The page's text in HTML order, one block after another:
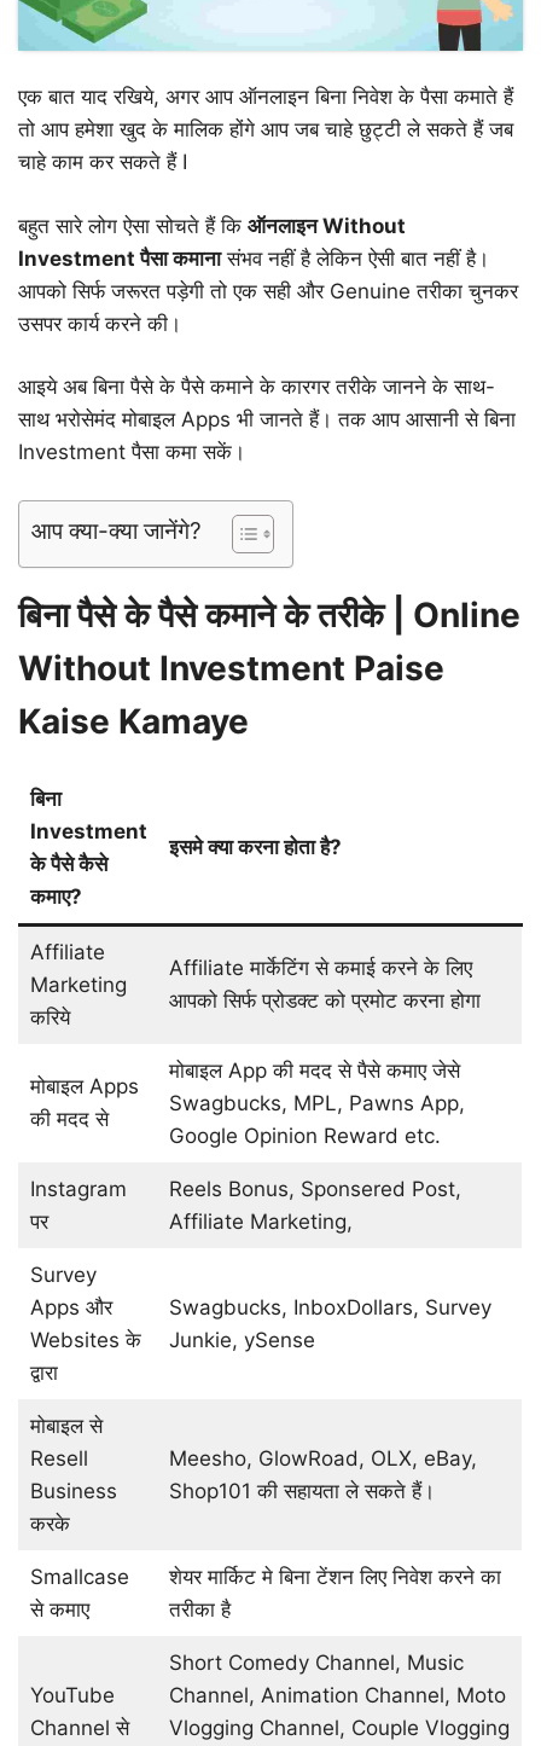
एक बात याद रखिये, अगर आप ऑनलाइन बिना निवेश के पैसा कमाते हैं
तो आप हमेशा खुद के मालिक होंगे आप जब चाहे छुट्टी ले सकते हैं जब
चाहे काम कर सकते हैं I
बहुत सारे लोग ऐसा सोचते हैं कि ऑनलाइन Without
Investment पैसा कमानासंभव नहीं है लेकिन ऐसी बात नहीं है।
आपको सिर्फ जरूरत पड़ेगी तो एक सही और Genuine तरीका चुनकर
उसपर कार्य करने की।
आइये अब बिना पैसे के पैसे कमाने के कारगर तरीके जानने के साथ-
साथ भरोसेमंद मोबाइल Apps भी जानते हैं। तक आप आसानी से बिना
Investment पैसा कमा सकें।
आप क्या-क्या जानेंगे?
बिना पैसे के पैसे कमाने के तरीके | Online
Without Investment Paise
Kaise Kamaye
बिना
Investment
के पैसे कैसे
कमाए?
इसमे क्या करना होता है?
Affiliate
Marketing
करिये
Affiliate मार्केटिंग से कमाई करने के लिए
आपको सिर्फ प्रोडक्ट को प्रमोट करना होगा
मोबाइल Apps
की मदद से
मोबाइल App की मदद से पैसे कमाए जेसे
Swagbucks, MPL, Pawns App,
Google Opinion Reward etc.
Instagram
पर
Reels Bonus, Sponsered Post,
Affiliate Marketing,
Survey
Apps और
Websites के
द्वारा
Swagbucks, InboxDollars, Survey
Junkie, ySense
मोबाइल से
Resell
Business
करके
Meesho, GlowRoad, OLX, eBay,
Shop101 की सहायता ले सकते हैं।
Smallcase
से कमाए
शेयर मार्किट मे बिना टेंशन लिए निवेश करने का
तरीका है
YouTube
Channel से
Short Comedy Channel, Music
Channel, Animation Channel, Moto
Vlogging Channel, Couple Vlogging